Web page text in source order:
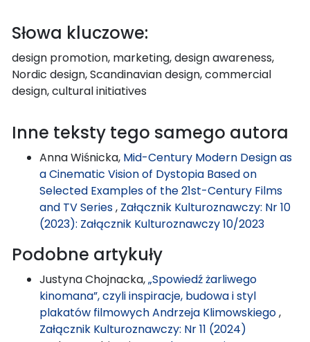
Słowa kluczowe:
design promotion, marketing, design awareness,
Nordic design, Scandinavian design, commercial
design, cultural initiatives
Inne teksty tego samego autora
Anna Wiśnicka, Mid-Century Modern Design as
a Cinematic Vision of Dystopia Based on
Selected Examples of the 21st-Century Films
and TV Series, Załącznik Kulturoznawczy: Nr 10
(2023): Załącznik Kulturoznawczy 10/2023
Podobne artykuły
Justyna Chojnacka,„Spowiedź żarliwego
kinomana”, czyli inspiracje, budowa i styl
plakatów filmowych Andrzeja Klimowskiego,
Załącznik Kulturoznawczy: Nr 11 (2024)